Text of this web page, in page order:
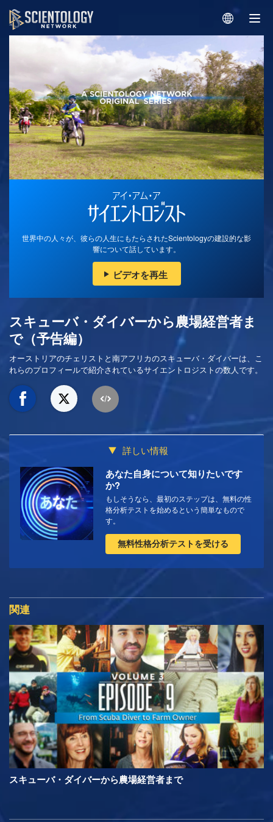
世界中の人々が、彼らの人生にもたらされたScientologyの建設的な影
響について話しています。
ビデオを再生
スキューバ・ダイバーから農場経営者ま
で（予告編）
オーストリアのチェリストと南アフリカのスキューバ・ダイバーは、こ
れらのプロフィールで紹介されているサイエントロジストの数人です。
詳しい情報
あなた自身について知りたいです
か?
もしそうなら、最初のステップは、無料の性
格分析テストを始めるという簡単なもので
す。
無料性格分析テストを受ける
関連
スキューバ・ダイバーから農場経営者まで